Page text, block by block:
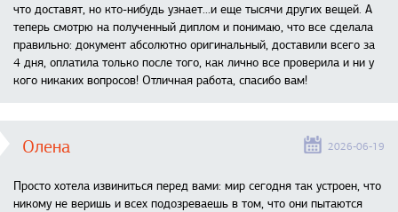
что доставят, но кто-нибудь узнает...и еще тысячи других вещей. А
теперь смотрю на полученный диплом и понимаю, что все сделала
правильно: документ абсолютно оригинальный, доставили всего за
4 дня, оплатила только после того, как лично все проверила и ни у
кого никаких вопросов! Отличная работа, спасибо вам!
Олена 2026-06-19
Просто хотела извиниться перед вами: мир сегодня так устроен, что
никому не веришь и всех подозреваешь в том, что они пытаются